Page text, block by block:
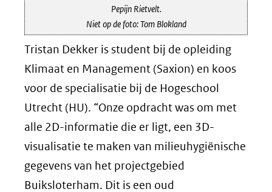
Pepijn Rietvelt.
Niet op de foto: Tom Blokland
Tristan Dekker is student bij de opleiding
Klimaat en Management (Saxion) en koos
voor de specialisatie bij de Hogeschool
Utrecht (HU). “Onze opdracht was om met
alle 2D-informatie die er ligt, een 3D-
visualisatie te maken van milieuhygiënische
gegevens van het projectgebied
Buiksloterham. Dit is een oud